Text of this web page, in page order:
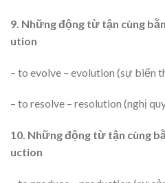
9. Những động từ tận cùng
ution
– to evolve – evolution (sự biến
– to resolve – resolution (nghị
10. Những động từ tận cùng
uction